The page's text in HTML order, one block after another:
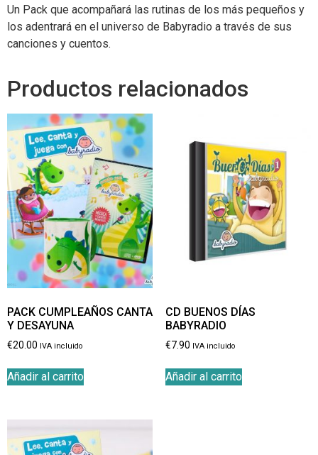
Un Pack que acompañará las rutinas de los más pequeños y
los adentrará en el universo de Babyradio a través de sus
canciones y cuentos.
Productos relacionados
PACK CUMPLEAÑOS CANTA
Y DESAYUNA
€20.00 IVA incluido
Añadir al carrito
CD BUENOS DÍAS
BABYRADIO
€7.90 IVA incluido
Añadir al carrito